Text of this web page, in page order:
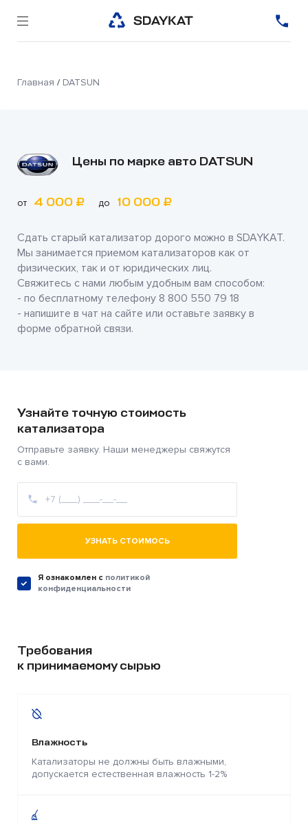
Главная / DATSUN
Цены по марке авто DATSUN
от 4 000 ₽ до 10 000 ₽
Сдать старый катализатор дорого можно в SDAYKAT.
Мы занимается приемом катализаторов как от
физических, так и от юридических лиц.
Свяжитесь с нами любым удобным вам способом:
- по бесплатному телефону 8 800 550 79 18
- напишите в чат на сайте или оставьте заявку в
форме обратной связи.
Узнайте точную стоимость
катализатора
Отправьте заявку. Наши менеджеры свяжутся
с вами.
УЗНАТЬ СТОИМОСЬ
Я ознакомлен c политикой
конфиденциальности
Требования
к принимаемому сырью
Влажность
Катализаторы не должны быть влажными,
допускается естественная влажность 1-2%